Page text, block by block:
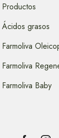
Productos
Ácidos grasos
Farmoliva
Farmoliva
Farmoliva Baby